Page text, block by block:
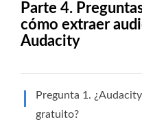
Parte 4.
cómo extraer
Audacity
Pregunta 1.
gratuito?